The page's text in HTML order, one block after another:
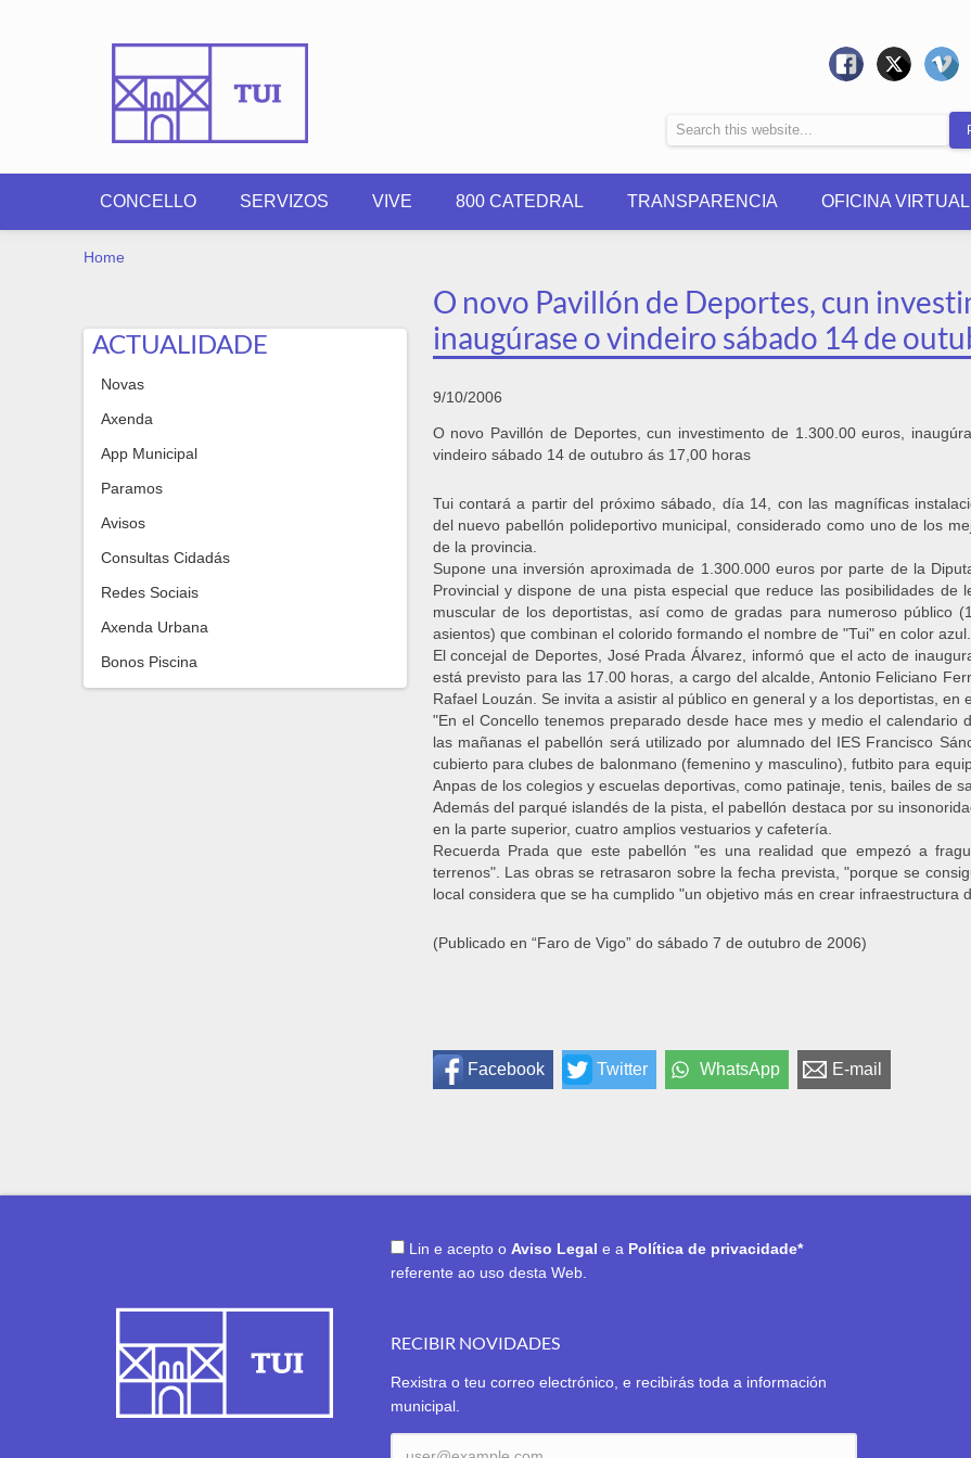
CONCELLO SERVIZOS VIVE 800 CATEDRAL TRANSPARENCIA OFICINA VIRTUAL
YOU ARE HERE
Home
ACTUALIDADE
Novas
Axenda
App Municipal
Paramos
Avisos
Consultas Cidadás
Redes Sociais
Axenda Urbana
Bonos Piscina
O novo Pavillón de Deportes, cun
inaugúrase o vindeiro sábado 14 de
9/10/2006
O novo Pavillón de Deportes, cun investimento de 1.300.00 euros,
vindeiro sábado 14 de outubro ás 17,00 horas
Tui contará a partir del próximo sábado, día 14, con las magníficas
del nuevo pabellón polideportivo municipal, considerado como uno de los
de la provincia.
Supone una inversión aproximada de 1.300.000 euros por parte de la
Provincial y dispone de una pista especial que reduce las posibilidades de
muscular de los deportistas, así como de gradas para numeroso público
asientos) que combinan el colorido formando el nombre de "Tui" en color azul.
El concejal de Deportes, José Prada Álvarez, informó que el acto de
está previsto para las 17.00 horas, a cargo del alcalde, Antonio Feliciano
Rafael Louzán. Se invita a asistir al público en general y a los deportistas, en
"En el Concello tenemos preparado desde hace mes y medio el
las mañanas el pabellón será utilizado por alumnado del IES Francisco
cubierto para clubes de balonmano (femenino y masculino), futbito para
Anpas de los colegios y escuelas deportivas, como patinaje, tenis, bailes de
Además del parqué islandés de la pista, el pabellón destaca por su
en la parte superior, cuatro amplios vestuarios y cafetería.
Recuerda Prada que este pabellón "es una realidad que empezó a
terrenos". Las obras se retrasaron sobre la fecha prevista, "porque se
local considera que se ha cumplido "un objetivo más en crear infraestructura
(Publicado en “Faro de Vigo” do sábado 7 de outubro de 2006)
Facebook Twitter WhatsApp E-mail
Lin e acepto o Aviso Legal e a Política de privacidade*
referente ao uso desta Web.
RECIBIR NOVIDADES
Rexistra o teu correo electrónico, e recibirás toda a información
municipal.